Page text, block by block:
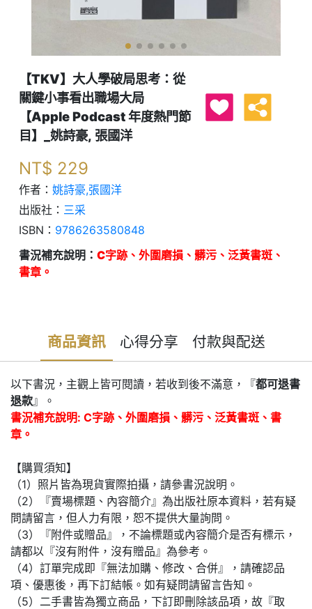
【TKV】大人學破局思考：從
關鍵小事看出職場大局
【Apple Podcast 年度熱門節
目】_姚詩豪, 張國洋
NT$ 229
作者： 姚詩豪,張國洋
出版社： 三采
ISBN： 9786263580848
書況補充說明： C字跡、外圍磨損、髒污、泛黃書斑、
書章。
商品資訊 心得分享 付款與配送
以下書況，主觀上皆可閱讀，若收到後不滿意，『都可退書
退款』。
書況補充說明: C字跡、外圍磨損、髒污、泛黃書斑、書
章。
【購買須知】
（1）照片皆為現貨實際拍攝，請參書況說明。
（2）『賣場標題、內容簡介』為出版社原本資料，若有疑
問請留言，但人力有限，恕不提供大量詢問。
（3）『附件或贈品』，不論標題或內容簡介是否有標示，
請都以『沒有附件，沒有贈品』為參考。
（4）訂單完成即『無法加購、修改、合併』，請確認品
項、優惠後，再下訂結帳。如有疑問請留言告知。
（5）二手書皆為獨立商品，下訂即刪除該品項，故『取